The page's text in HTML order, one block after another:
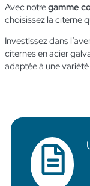
Avec notregamme
choisissez la citerne
Investissez dans
citernes en acier
adaptée à une